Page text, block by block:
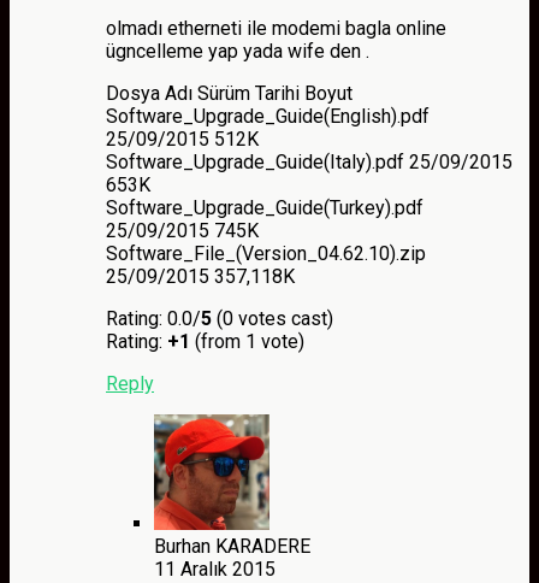
olmadı etherneti ile modemi bagla online
ügncelleme yap yada wife den .
Dosya Adı Sürüm Tarihi Boyut
Software_Upgrade_Guide(English).pdf
25/09/2015 512K
Software_Upgrade_Guide(Italy).pdf 25/09/2015
653K
Software_Upgrade_Guide(Turkey).pdf
25/09/2015 745K
Software_File_(Version_04.62.10).zip
25/09/2015 357,118K
Rating: 0.0/5 (0 votes cast)
Rating: +1 (from 1 vote)
Reply
Burhan KARADERE
11 Aralık 2015